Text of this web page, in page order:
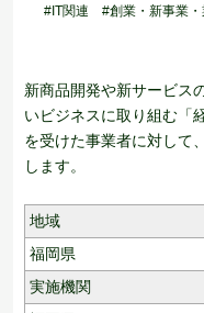
#IT関連 #創業・新事業
新商品開発や新サービス
いビジネスに取り組む「
を受けた事業者に対して
します。
地域
福岡県
実施機関